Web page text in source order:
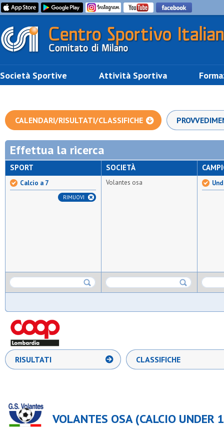
Società Sportive Attività Sportiva
CALENDARI/RISULTATI/CLASSIFICHE
Effettua la ricerca
SPORT
Calcio a 7
RIMUOVI
SOCIETÀ
Volantes osa
RISULTATI CLASSIFICHE
VOLANTES OSA (CALCIO UNDER